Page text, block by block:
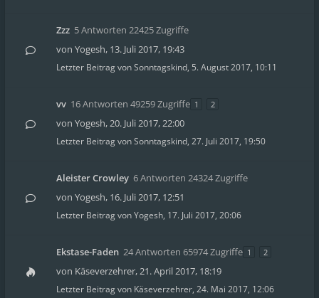
Zzz 5 Antworten 22425 Zugriffe
von Yogesh, 13. Juli 2017, 19:43
Letzter Beitrag vonSonntagskind, 5. August 2017, 10:11
vv 16 Antworten 49259 Zugriffe 1 2
von Yogesh,20. Juli 2017, 22:00
Letzter Beitrag vonSonntagskind, 27. Juli 2017, 19:50
Aleister Crowley 6 Antworten 24324 Zugriffe
von Yogesh, 16. Juli 2017, 12:51
Letzter Beitrag vonYogesh, 17. Juli 2017, 20:06
Ekstase-Faden 24 Antworten 65974 Zugriffe 1 2
von Käseverzehrer,21. April 2017, 18:19
Letzter Beitrag von Käseverzehrer, 24. Mai 2017, 12:06